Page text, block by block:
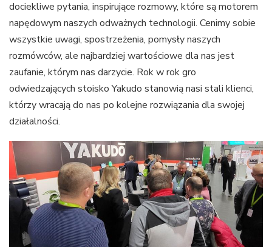
dociekliwe pytania, inspirujące rozmowy, które są motorem
napędowym naszych odważnych technologii. Cenimy sobie
wszystkie uwagi, spostrzeżenia, pomysły naszych
rozmówców, ale najbardziej wartościowe dla nas jest
zaufanie, którym nas darzycie. Rok w rok gro
odwiedzających stoisko Yakudo stanowią nasi stali klienci,
którzy wracają do nas po kolejne rozwiązania dla swojej
działalności.